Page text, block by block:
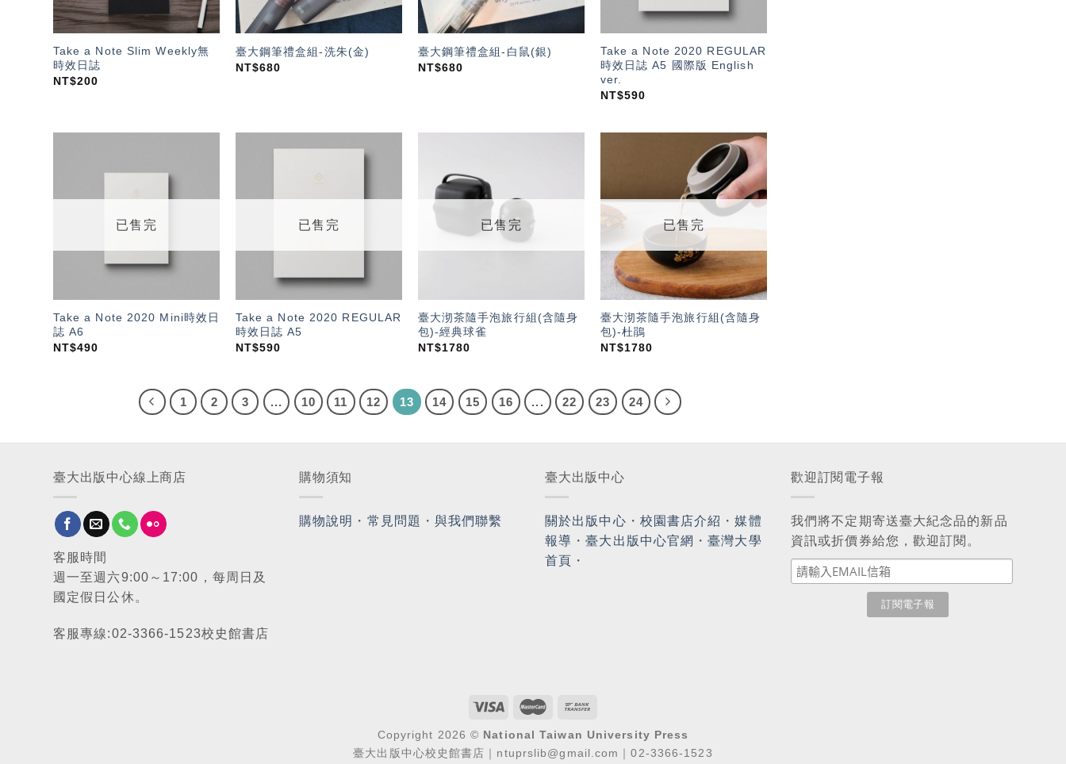
Take a Note Slim Weekly無
時效日誌
NT$200
臺大鋼筆禮盒組-洗朱(金)
NT$680
臺大鋼筆禮盒組-白鼠(銀)
NT$680
Take a Note 2020 REGULAR
時效日誌 A5 國際版 English
ver.
NT$590
望輕
已售完
Take a Note 2020 Mini時效日
誌 A6
NT$490
望輕
已售完
Take a Note 2020 REGULAR
時效日誌 A5
NT$590
望輕
已售完
臺大沏茶隨手泡旅行組(含隨身
包)-經典球雀
NT$1780
加入
「願
望輕
單」
已售完
臺大沏茶隨手泡旅行組(含隨身
包)-杜鵑
NT$1780
1 2 3 ... 10 11 12 13 14 15 16 ... 22 23 24
臺大出版中心線上商店
客服時間
週一至週六9:00～17:00，每周日及
國定假日公休。
客服專線:02-3366-1523校史館書店
購物須知
購物說明 ・ 常見問題 ・與我們聯繫
臺大出版中心
關於出版中心 ・ 校園書店介紹 ・媒體
報導 ・臺大出版中心官網 ・臺灣大學
首頁 ・
歡迎訂閱電子報
我們將不定期寄送臺大紀念品的新品
資訊或折價券給您，歡迎訂閱。
Copyright 2026 © National Taiwan University Press
臺大出版中心校史館書店｜ntuprslib@gmail.com｜02-3366-1523